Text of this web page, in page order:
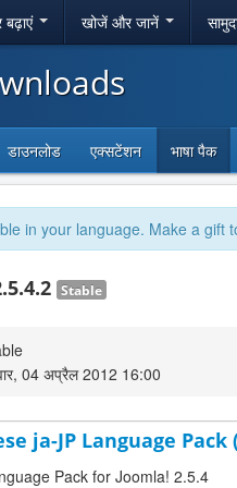
खोजें और जानें
डाउनलोड एक्सटेंशन भाषा पैक
in your language. Make a gift
Stable
04 अप्रैल 2012 16:00
ja-JP Language Pack
Pack for Joomla! 2.5.4